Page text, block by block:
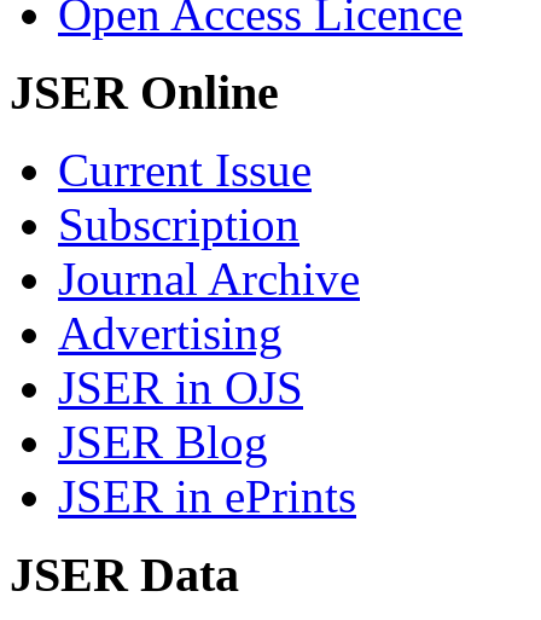
Open Access Licence
JSER Online
Current Issue
Subscription
Journal Archive
Advertising
JSER in OJS
JSER Blog
JSER in ePrints
JSER Data